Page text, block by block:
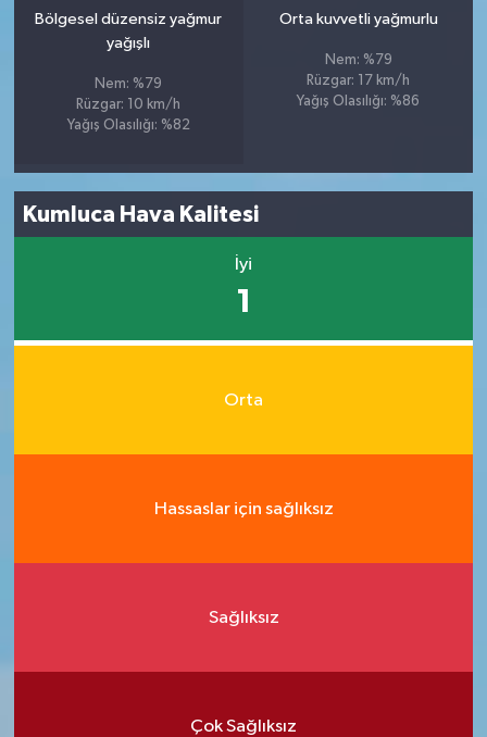
Bölgesel düzensiz yağmur
yağışlı
Nem: %79
Rüzgar: 10 km/h
Yağış Olasılığı: %82
Orta kuvvetli yağmurlu
Nem: %79
Rüzgar: 17 km/h
Yağış Olasılığı: %86
Kumluca Hava Kalitesi
İyi
1
Orta
Hassaslar için sağlıksız
Sağlıksız
Çok Sağlıksız